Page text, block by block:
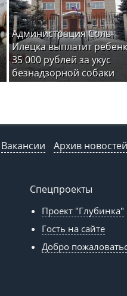
Администрация Соль-
Илецка выплатит
35 000 рублей за укус
безнадзорной собаки
Вакансии Архив новостей
Спецпроекты
Проект "Глубинка"
Гость на сайте
Добро